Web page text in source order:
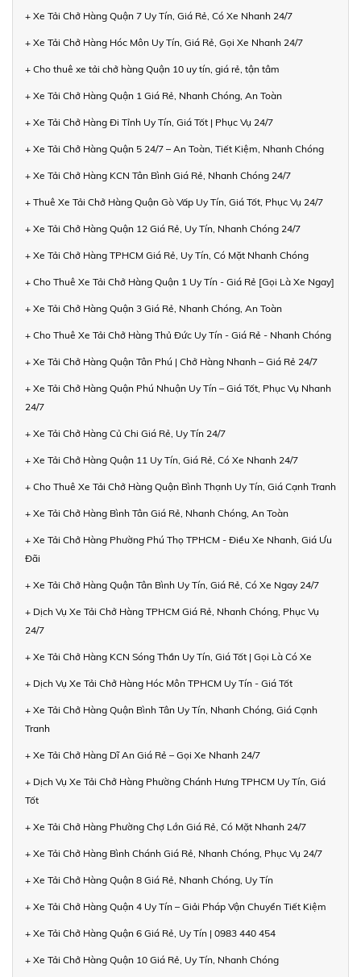
+ Xe Tải Chở Hàng Quận 7 Uy Tín, Giá Rẻ, Có Xe Nhanh 24/7
+ Xe Tải Chở Hàng Hóc Môn Uy Tín, Giá Rẻ, Gọi Xe Nhanh 24/7
+ Cho thuê xe tải chở hàng Quận 10 uy tín, giá rẻ, tận tâm
+ Xe Tải Chở Hàng Quận 1 Giá Rẻ, Nhanh Chóng, An Toàn
+ Xe Tải Chở Hàng Đi Tỉnh Uy Tín, Giá Tốt | Phục Vụ 24/7
+ Xe Tải Chở Hàng Quận 5 24/7 – An Toàn, Tiết Kiệm, Nhanh Chóng
+ Xe Tải Chở Hàng KCN Tân Bình Giá Rẻ, Nhanh Chóng 24/7
+ Thuê Xe Tải Chở Hàng Quận Gò Vấp Uy Tín, Giá Tốt, Phục Vụ 24/7
+ Xe Tải Chở Hàng Quận 12 Giá Rẻ, Uy Tín, Nhanh Chóng 24/7
+ Xe Tải Chở Hàng TPHCM Giá Rẻ, Uy Tín, Có Mặt Nhanh Chóng
+ Cho Thuê Xe Tải Chở Hàng Quận 1 Uy Tín - Giá Rẻ [Gọi Là Xe Ngay]
+ Xe Tải Chở Hàng Quận 3 Giá Rẻ, Nhanh Chóng, An Toàn
+ Cho Thuê Xe Tải Chở Hàng Thủ Đức Uy Tín - Giá Rẻ - Nhanh Chóng
+ Xe Tải Chở Hàng Quận Tân Phú | Chở Hàng Nhanh – Giá Rẻ 24/7
+ Xe Tải Chở Hàng Quận Phú Nhuận Uy Tín – Giá Tốt, Phục Vụ Nhanh
24/7
+ Xe Tải Chở Hàng Củ Chi Giá Rẻ, Uy Tín 24/7
+ Xe Tải Chở Hàng Quận 11 Uy Tín, Giá Rẻ, Có Xe Nhanh 24/7
+ Cho Thuê Xe Tải Chở Hàng Quận Bình Thạnh Uy Tín, Giá Cạnh Tranh
+ Xe Tải Chở Hàng Bình Tân Giá Rẻ, Nhanh Chóng, An Toàn
+ Xe Tải Chở Hàng Phường Phú Thọ TPHCM - Điều Xe Nhanh, Giá Ưu
Đãi
+ Xe Tải Chở Hàng Quận Tân Bình Uy Tín, Giá Rẻ, Có Xe Ngay 24/7
+ Dịch Vụ Xe Tải Chở Hàng TPHCM Giá Rẻ, Nhanh Chóng, Phục Vụ
24/7
+ Xe Tải Chở Hàng KCN Sóng Thần Uy Tín, Giá Tốt | Gọi Là Có Xe
+ Dịch Vụ Xe Tải Chở Hàng Hóc Môn TPHCM Uy Tín - Giá Tốt
+ Xe Tải Chở Hàng Quận Bình Tân Uy Tín, Nhanh Chóng, Giá Cạnh
Tranh
+ Xe Tải Chở Hàng Dĩ An Giá Rẻ – Gọi Xe Nhanh 24/7
+ Dịch Vụ Xe Tải Chở Hàng Phường Chánh Hưng TPHCM Uy Tín, Giá
Tốt
+ Xe Tải Chở Hàng Phường Chợ Lớn Giá Rẻ, Có Mặt Nhanh 24/7
+ Xe Tải Chở Hàng Bình Chánh Giá Rẻ, Nhanh Chóng, Phục Vụ 24/7
+ Xe Tải Chở Hàng Quận 8 Giá Rẻ, Nhanh Chóng, Uy Tín
+ Xe Tải Chở Hàng Quận 4 Uy Tín – Giải Pháp Vận Chuyển Tiết Kiệm
+ Xe Tải Chở Hàng Quận 6 Giá Rẻ, Uy Tín | 0983 440 454
+ Xe Tải Chở Hàng Quận 10 Giá Rẻ, Uy Tín, Nhanh Chóng